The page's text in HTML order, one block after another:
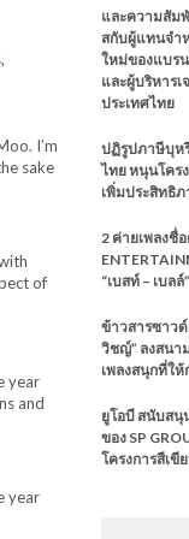
I’m
sake
of
year
and
year
และความสัม
สกับผู้แทนจำ
ใหม่ของแบร
และผู้บริหารเ
ประเทศไทย
ปฏิรูปภาษีบุห
ไทย หนุนโคร
เพิ่มประสิทธิ
2 ค่ายเพลงชื่อ
“เบสท์ – เบล
ข้าวสารซาว
วิชญ์” ลงสนา
เพลงสนุกที่ใ
ยูโอบี สนับสนุ
ของ SP
โครงการสีเขี